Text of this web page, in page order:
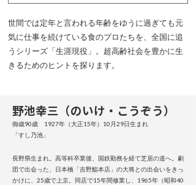
世間では定年と言われる年齢をゆうに過ぎても元
気に仕事を続けている食のプロたちを、全国に追
うシリーズ「生涯現役」。超高齢社会を豊かに生
きるためのヒントを探ります。
野池幸三（のいけ・こうぞう）
御歳90歳 1927年（大正15年）10月29日生まれ
「すし乃池」
長野県生まれ。高等科卒業後、国鉄勤務を経て芝居の道へ。劇
団で出会った、日本橋「吉野鮨本店」の大将との出会いをきっ
かけに、25歳で上京。同店で15年間修業し、1965年（昭和40